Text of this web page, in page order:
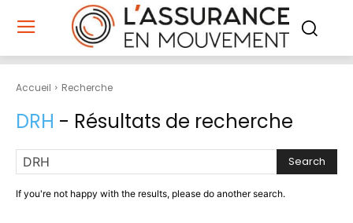
Accueil Recherche
DRH - Résultats de recherche
Search
If you're not happy with the results, please do another search.